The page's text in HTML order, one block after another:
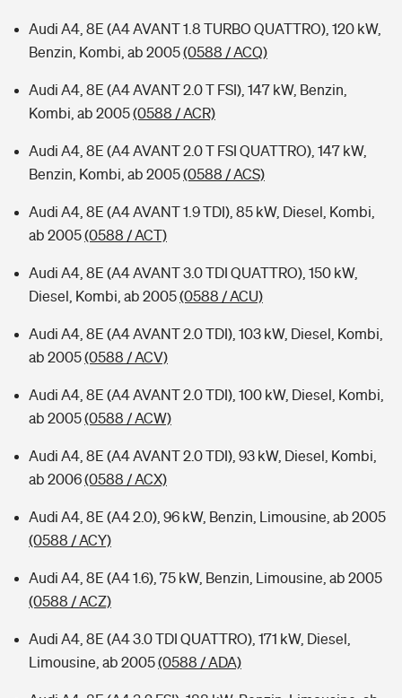
Audi A4, 8E (A4 AVANT 1.8 TURBO QUATTRO), 120 kW,
Benzin, Kombi, ab 2005(0588 / ACQ)
Audi A4, 8E (A4 AVANT 2.0 T FSI), 147 kW, Benzin,
Kombi, ab 2005(0588 / ACR)
Audi A4, 8E (A4 AVANT 2.0 T FSI QUATTRO), 147 kW,
Benzin, Kombi, ab 2005(0588 / ACS)
Audi A4, 8E (A4 AVANT 1.9 TDI), 85 kW, Diesel, Kombi,
ab 2005(0588 / ACT)
Audi A4, 8E (A4 AVANT 3.0 TDI QUATTRO), 150 kW,
Diesel, Kombi, ab 2005(0588 / ACU)
Audi A4, 8E (A4 AVANT 2.0 TDI), 103 kW, Diesel, Kombi,
ab 2005(0588 / ACV)
Audi A4, 8E (A4 AVANT 2.0 TDI), 100 kW, Diesel, Kombi,
ab 2005(0588 / ACW)
Audi A4, 8E (A4 AVANT 2.0 TDI), 93 kW, Diesel, Kombi,
ab 2006(0588 / ACX)
Audi A4, 8E (A4 2.0), 96 kW, Benzin, Limousine, ab 2005
(0588 / ACY)
Audi A4, 8E (A4 1.6), 75 kW, Benzin, Limousine, ab 2005
(0588 / ACZ)
Audi A4, 8E (A4 3.0 TDI QUATTRO), 171 kW, Diesel,
Limousine, ab 2005(0588 / ADA)